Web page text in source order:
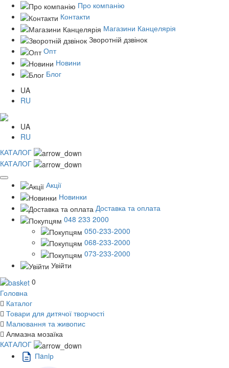
Про компанію
Контакти
Магазини Канцелярія
Зворотній дзвінок
Опт
Новини
Блог
UA
RU
UA
RU
КАТАЛОГ
КАТАЛОГ
Акції
Новинки
Доставка та оплата
048 233 2000
050-233-2000
068-233-2000
073-233-2000
Увійти
0
Головна
Каталог
Товари для дитячої творчості
Малювання та живопис
Алмазна мозаїка
КАТАЛОГ
Пaпiр